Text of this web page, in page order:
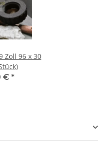
Zoll 96 x 30
€ *